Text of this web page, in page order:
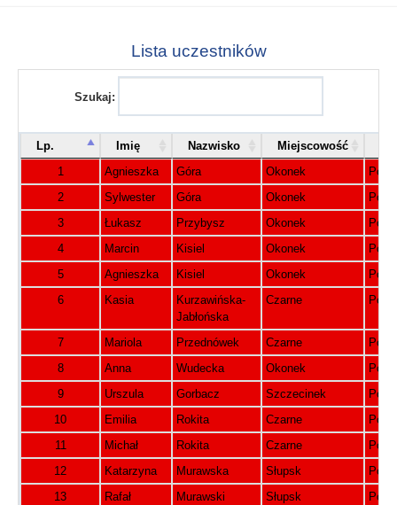
Lista uczestników
Szukaj:
Lp. Imię Nazwisko Miejscowość
1
Agnieszka Góra Okonek
2
Sylwester Góra Okonek
3
Łukasz Przybysz Okonek
4
Marcin Kisiel Okonek
5
Agnieszka Kisiel Okonek
6
Kasia
Kurzawińska-
Jabłońska
Czarne
7 Mariola Przednówek Czarne
8
Anna Wudecka Okonek
9
Urszula Gorbacz Szczecinek
10
Emilia Rokita Czarne
11
Michał Rokita Czarne
12
Katarzyna Murawska Słupsk
13
Rafał Murawski Słupsk